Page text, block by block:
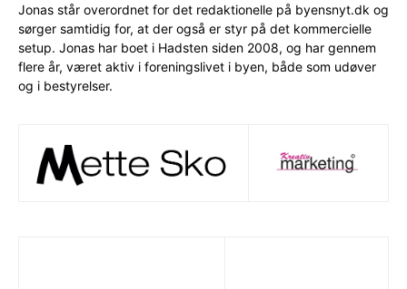
Jonas står overordnet for det redaktionelle på byensnyt.dk og
sørger samtidig for, at der også er styr på det kommercielle
setup. Jonas har boet i Hadsten siden 2008, og har gennem
flere år, været aktiv i foreningslivet i byen, både som udøver
og i bestyrelser.